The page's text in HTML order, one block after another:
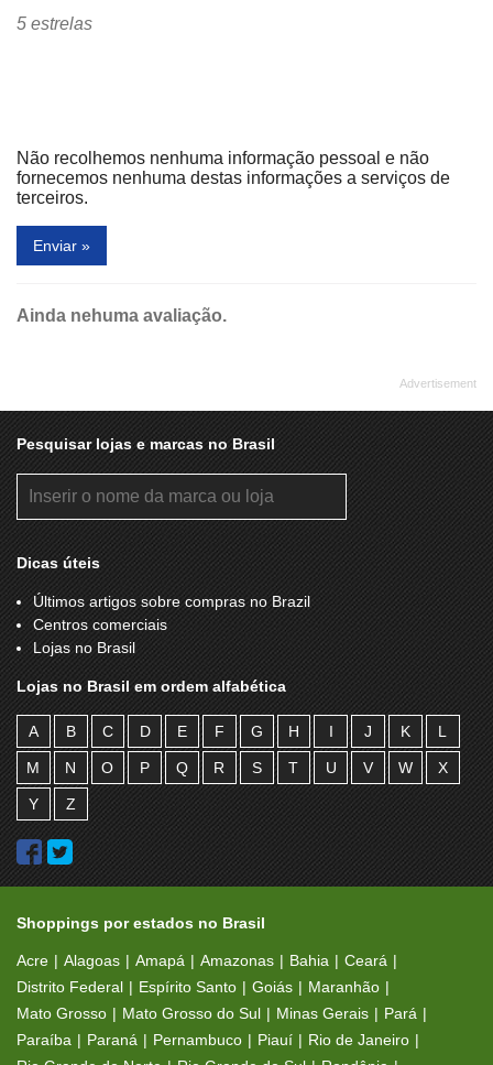
5 estrelas
Não recolhemos nenhuma informação pessoal e não
fornecemos nenhuma destas informações a serviços de
terceiros.
Enviar »
Ainda nehuma avaliação.
Pesquisar lojas e marcas no Brasil
Dicas úteis
Últimos artigos sobre compras no Brazil
Centros comerciais
Lojas no Brasil
Lojas no Brasil em ordem alfabética
A B C D E F G H I J K L
M N O P Q R S T U V W X
Y Z
Shoppings por estados no Brasil
Acre Alagoas Amapá Amazonas Bahia
Ceará
Distrito Federal
Espírito Santo Goiás
Maranhão
Mato Grosso
Mato Grosso do Sul Minas Gerais
Pará
Paraíba
Paraná Pernambuco Piauí
Rio de Janeiro